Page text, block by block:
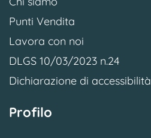
Punti Vendita
Lavora con noi
DLGS 10/03/2023 n.24
Dichiarazione di accessibilità
Profilo